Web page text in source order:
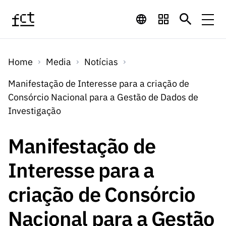
Financiamento
Programas de
Financiamento
Prémios
LINKS
RÁPIDOS
Projetos
I&D
Instituiçõ
Concursos
Concursos
Concursos Previstos
Concursos Fechados
Calendário de
Concursos FCT 2026
Projetos
I&D
Serviços
ServiçosServiços digitais:
Tecnologia para o
Conhecimento
Media
Media Notícias
Notas de Imprensa
LINKS
Sobre
Home Media
Notícias
Manifestação de Interesse para a criação de
Consórcio Nacional para a Gestão de Dados de
Investigação
Manifestação de
Interesse para a
criação de Consórcio
Nacional para a Gestão